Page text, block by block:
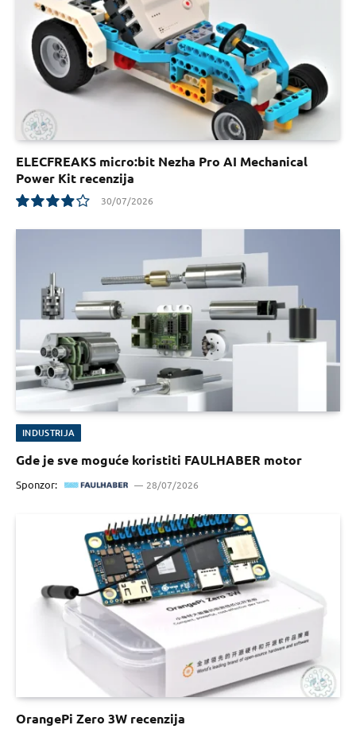
ELECFREAKS micro:bit Nezha Pro AI Mechanical
Power Kit recenzija
7.8
30/07/2026
INDUSTRIJA
Gde je sve moguće koristiti FAULHABER motor
Sponzor: 28/07/2026
OrangePi Zero 3W recenzija